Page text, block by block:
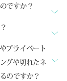
ですか？
プライベート
グや切れたネ
のですか？